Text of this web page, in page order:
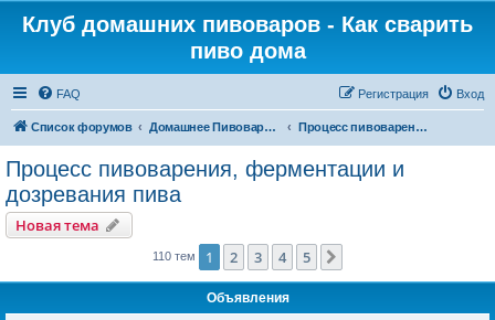
Клуб домашних пивоваров - Как cварить
пиво дома
FAQ Вход
Регистрация
Список форумов Домашнее Пивоварение - Минск Беларусь Процесс пивоварения, ферментации и дозревания пива
Процесс пивоварения, ферментации и
дозревания пива
Новая тема
110 тем 1 2 3 4 5
Объявления